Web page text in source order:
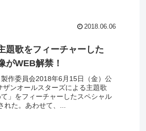
2018.06.06
題歌をフィーチャーした
がWEB解禁！
作委員会2018年6月15日（金）公
ンオールスターズによる主題歌
」をフィーチャーしたスペシャル
れた。あわせて、...